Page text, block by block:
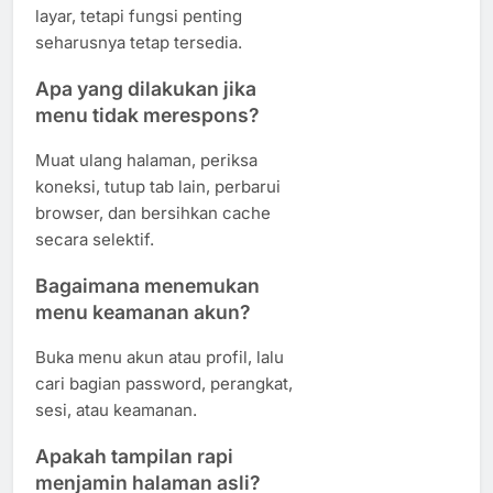
layar, tetapi fungsi penting
seharusnya tetap tersedia.
Apa yang dilakukan jika
menu tidak merespons?
Muat ulang halaman, periksa
koneksi, tutup tab lain, perbarui
browser, dan bersihkan cache
secara selektif.
Bagaimana menemukan
menu keamanan akun?
Buka menu akun atau profil, lalu
cari bagian password, perangkat,
sesi, atau keamanan.
Apakah tampilan rapi
menjamin halaman asli?